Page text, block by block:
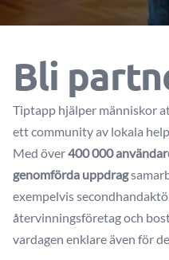
Bli
Tiptapp hjälper människor
ett community av lokala
Med över400 000
genomförda uppdrag
exempelvis
återvinningsföretag och
vardagen enklare även för